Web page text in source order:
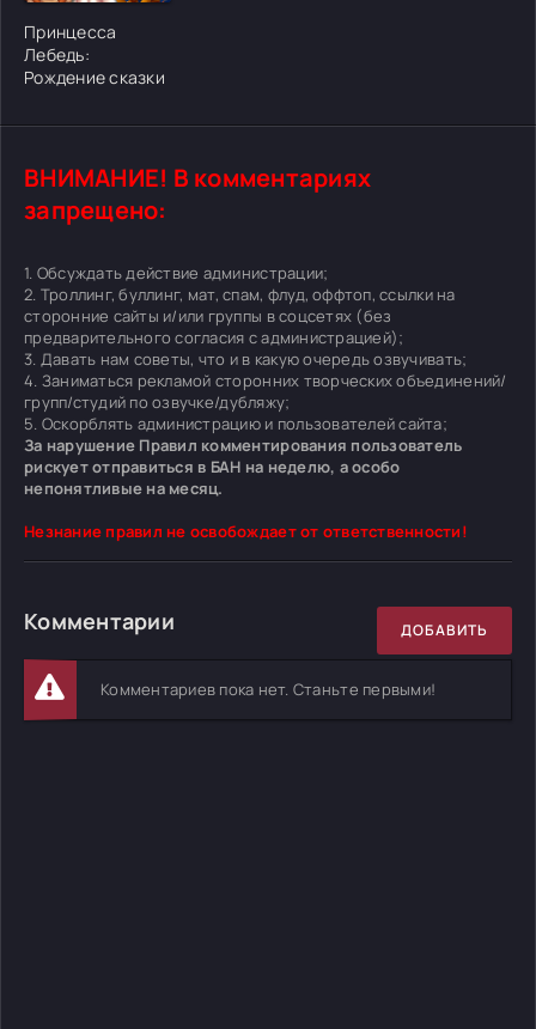
Принцесса
Лебедь:
Рождение сказки
ВНИМАНИЕ! В комментариях
запрещено:
1. Обсуждать действие администрации;
2. Троллинг, буллинг, мат, спам, флуд, оффтоп, ссылки на
сторонние сайты и/или группы в соцсетях (без
предварительного согласия с администрацией);
3. Давать нам советы, что и в какую очередь озвучивать;
4. Заниматься рекламой сторонних творческих объединений/
групп/студий по озвучке/дубляжу;
5. Оскорблять администрацию и пользователей сайта;
За нарушение Правил комментирования пользователь
рискует отправиться в БАН на неделю, а особо
непонятливые на месяц.
Незнание правил не освобождает от ответственности!
Комментарии ДОБАВИТЬ
Комментариев пока нет. Станьте первыми!